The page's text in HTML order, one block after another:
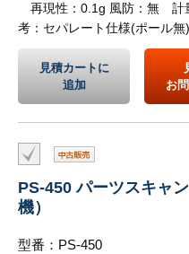
再現性：0.1g 風防：無 計
考：セパレート仕様(ポール
見積カートに
追加
お
PS-450 パーツスキャ
機）
型番：PS-450